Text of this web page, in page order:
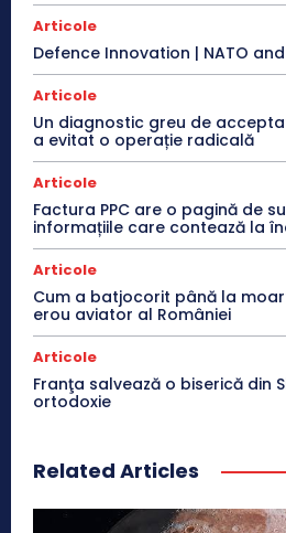
Articole
Defence Innovation | NATO
Articole
Un diagnostic greu de
a evitat o operație radicală
Articole
Factura PPC are o pagină de
informațiile care contează la
Articole
Cum a batjocorit până la
erou aviator al României
Articole
Franţa salvează o biserică din
ortodoxie
Related Articles